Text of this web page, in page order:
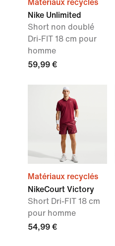
Matériaux recyclés
Nike Unlimited
Short non doublé
Dri-FIT 18 cm pour
homme
59,99 €
Matériaux recyclés
NikeCourt Victory
Short Dri-FIT 18 cm
pour homme
54,99 €